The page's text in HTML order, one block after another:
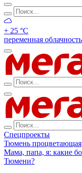
+ 25 °С
переменная облачность
Спецпроекты
Тюмень процветающая
Мама, папа, я: какие
Тюмени?